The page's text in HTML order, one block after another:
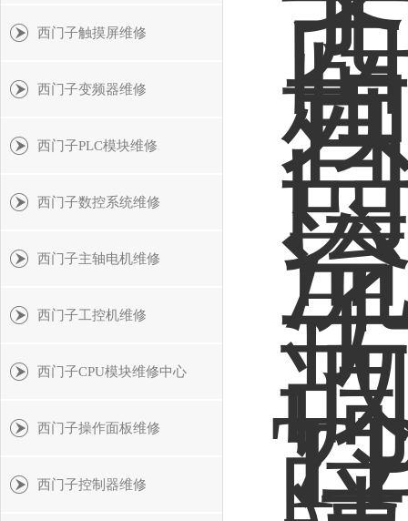
西门子触摸屏维修
西门子变频器维修
西门子PLC模块维修
西门子数控系统维修
西门子主轴电机维修
西门子工控机维修
西门子CPU模块维修中心
西门子操作面板维修
西门子控制器维修